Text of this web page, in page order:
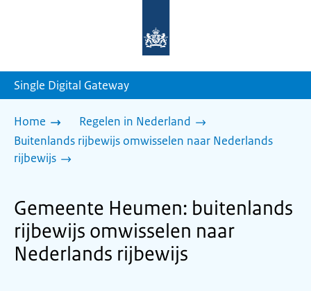
homepage
Single Digital Gateway
Home
Regelen in Nederland
Buitenlands rijbewijs omwisselen naar Nederlands
rijbewijs
Gemeente Heumen: buitenlands
rijbewijs omwisselen naar
Nederlands rijbewijs